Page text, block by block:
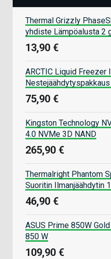
Thermal Grizzly
yhdiste Lämpöalusta 2
13,90 €
ARCTIC Liquid Freezer
75,90 €
Kingston Technology
4.0 NVMe 3D NAND
265,90 €
Thermalright Phantom
Suoritin Ilmanjäähdytin
46,90 €
ASUS Prime 850W
850 W
109,90 €